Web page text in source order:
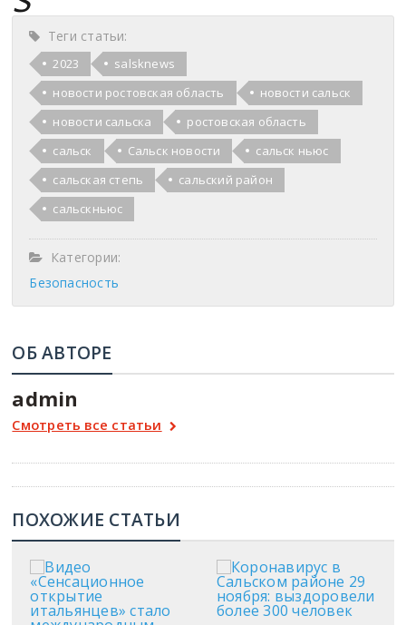
Теги статьи:
2023
salsknews
новости ростовская область
новости сальск
новости сальска
ростовская область
сальск
Сальск новости
сальск ньюс
сальская степь
сальский район
сальскньюс
Категории:
Безопасность
ОБ АВТОРЕ
admin
Смотреть все статьи
ПОХОЖИЕ СТАТЬИ